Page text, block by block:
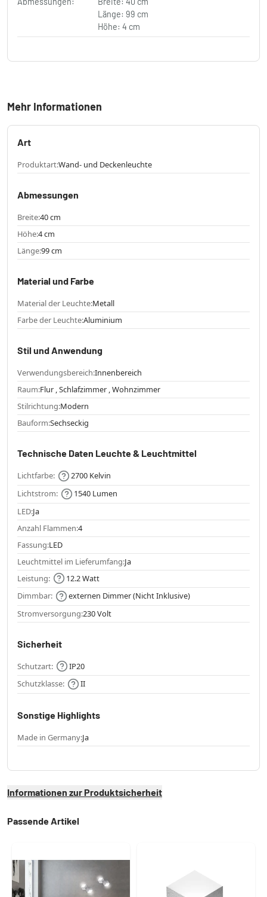
Länge: 99 cm
Höhe: 4 cm
Mehr Informationen
Art
Produktart:Wand- und Deckenleuchte
Abmessungen
Breite:40 cm
Höhe:4 cm
Länge:99 cm
Material und Farbe
Material der Leuchte:Metall
Farbe der Leuchte:Aluminium
Stil und Anwendung
Verwendungsbereich:Innenbereich
Raum:Flur , Schlafzimmer , Wohnzimmer
Stilrichtung:Modern
Bauform:Sechseckig
Technische Daten Leuchte & Leuchtmittel
Lichtfarbe:
2700 Kelvin
Lichtstrom:
1540 Lumen
LED:Ja
Anzahl Flammen:4
Fassung:LED
Leuchtmittel im Lieferumfang:Ja
Leistung:
12.2 Watt
Dimmbar:
externen Dimmer (Nicht Inklusive)
Stromversorgung:230 Volt
Sicherheit
Schutzart:
IP20
Schutzklasse:
II
Sonstige Highlights
Made in Germany:Ja
Informationen zur Produktsicherheit
Passende Artikel